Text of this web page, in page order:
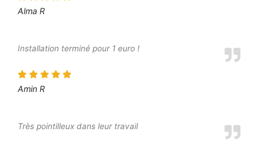
Alma R
Installation terminé pour 1 euro !
Amin R
Très pointilleux dans leur travail